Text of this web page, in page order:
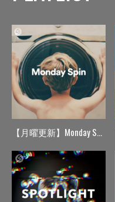
【月曜更新】Monday Spin